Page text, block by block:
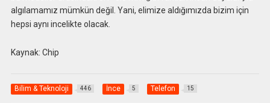
algılamamız mümkün değil. Yani, elimize aldığımızda bizim için
hepsi aynı incelikte olacak.
Kaynak: Chip
Bilim & Teknoloji 446 İnce 5 Telefon 15